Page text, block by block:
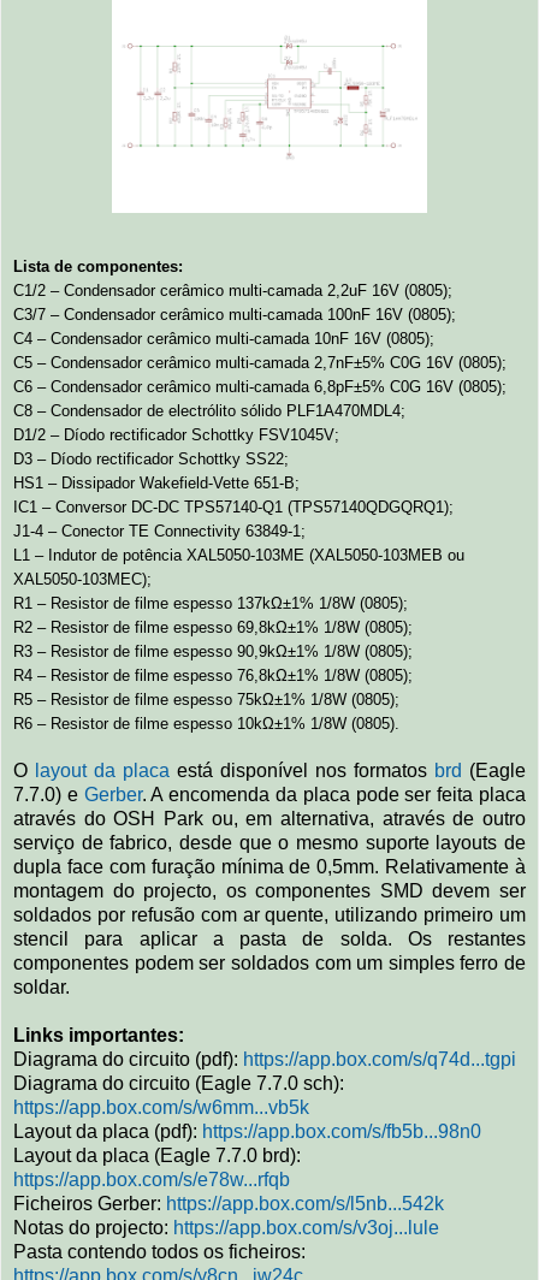
Lista de componentes:
C1/2 – Condensador cerâmico multi-camada 2,2uF 16V (0805);
C3/7 – Condensador cerâmico multi-camada 100nF 16V (0805);
C4 – Condensador cerâmico multi-camada 10nF 16V (0805);
C5 – Condensador cerâmico multi-camada 2,7nF±5% C0G 16V (0805);
C6 – Condensador cerâmico multi-camada 6,8pF±5% C0G 16V (0805);
C8 – Condensador de electrólito sólido PLF1A470MDL4;
D1/2 – Díodo rectificador Schottky FSV1045V;
D3 – Díodo rectificador Schottky SS22;
HS1 – Dissipador Wakefield-Vette 651-B;
IC1 – Conversor DC-DC TPS57140-Q1 (TPS57140QDGQRQ1);
J1-4 – Conector TE Connectivity 63849-1;
L1 – Indutor de potência XAL5050-103ME (XAL5050-103MEB ou
XAL5050-103MEC);
R1 – Resistor de filme espesso 137kΩ±1% 1/8W (0805);
R2 – Resistor de filme espesso 69,8kΩ±1% 1/8W (0805);
R3 – Resistor de filme espesso 90,9kΩ±1% 1/8W (0805);
R4 – Resistor de filme espesso 76,8kΩ±1% 1/8W (0805);
R5 – Resistor de filme espesso 75kΩ±1% 1/8W (0805);
R6 – Resistor de filme espesso 10kΩ±1% 1/8W (0805).
O layout da placa está disponível nos formatos brd (Eagle
7.7.0) e Gerber. A encomenda da placa pode ser feita placa
através do OSH Park ou, em alternativa, através de outro
serviço de fabrico, desde que o mesmo suporte layouts de
dupla face com furação mínima de 0,5mm. Relativamente à
montagem do projecto, os componentes SMD devem ser
soldados por refusão com ar quente, utilizando primeiro um
stencil para aplicar a pasta de solda. Os restantes
componentes podem ser soldados com um simples ferro de
soldar.
Links importantes:
Diagrama do circuito (pdf): https://app.box.com/s/q74d...tgpi
Diagrama do circuito (Eagle 7.7.0 sch):
https://app.box.com/s/w6mm...vb5k
Layout da placa (pdf): https://app.box.com/s/fb5b...98n0
Layout da placa (Eagle 7.7.0 brd):
https://app.box.com/s/e78w...rfqb
Ficheiros Gerber: https://app.box.com/s/l5nb...542k
Notas do projecto: https://app.box.com/s/v3oj...lule
Pasta contendo todos os ficheiros: